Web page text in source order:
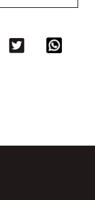
Facebook
Twitter